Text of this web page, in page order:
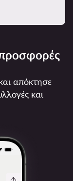
απόκτησε
και